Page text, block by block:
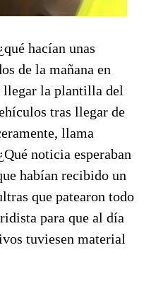
hacían unas
de la mañana en
llegar la plantilla del
tras llegar de
llama
noticia esperaban
habían recibido un
que patearon todo
para que al día
tuviesen material